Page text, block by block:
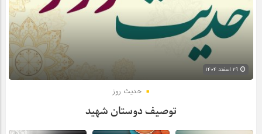
حدیث روز
توصیف دوستان شهید